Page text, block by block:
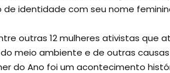
identidade com seu nome
outras 12 mulheres ativistas
meio ambiente e de outras
do Ano foi um acontecimento